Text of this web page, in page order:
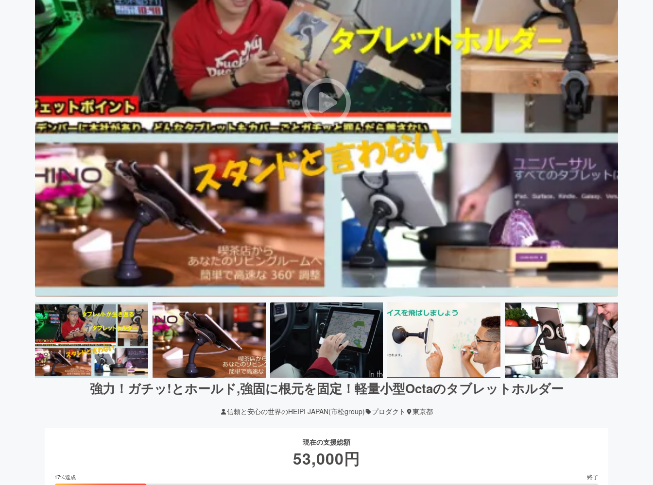
強力！ガチッ!とホールド,強固に根元を固定！軽量小型Octaのタブレットホルダー
信頼と安心の世界のHEIPI JAPAN(市松group) プロダクト 東京都
現在の支援総額
53,000円
17%達成 終了